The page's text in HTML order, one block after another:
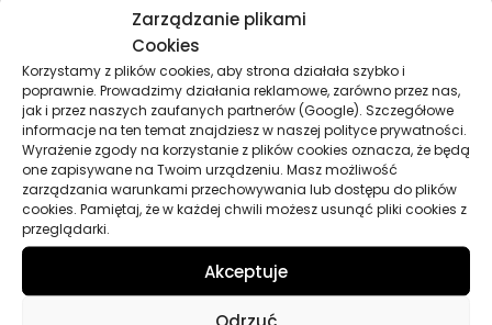
Zarządzanie plikami
Cookies
Korzystamy z plików cookies, aby strona działała szybko i
poprawnie. Prowadzimy działania reklamowe, zarówno przez nas,
jak i przez naszych zaufanych partnerów (Google). Szczegółowe
informacje na ten temat znajdziesz w naszej polityce prywatności.
Wyrażenie zgody na korzystanie z plików cookies oznacza, że będą
one zapisywane na Twoim urządzeniu. Masz możliwość
zarządzania warunkami przechowywania lub dostępu do plików
cookies. Pamiętaj, że w każdej chwili możesz usunąć pliki cookies z
przeglądarki.
Akceptuje
Odrzuć
starzeniem oleju wydłużają żywotność jednostki napędowej.
Spełnia wymagania:
JASO GLV-1
Toyota
Nissan
Mitsubishi
Mazda
Specyfikacja techniczna:
Klasa lepkości: SAE 0W8
Lepkość kinematyczna w temperaturze 40°C: 24,8 mm²/s